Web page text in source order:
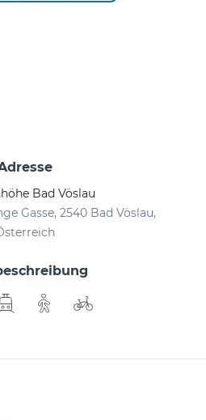
Bad Vöslau
Gasse, 2540 Bad Vöslau,